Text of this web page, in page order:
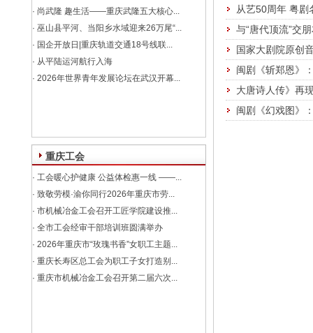
· 尚武隆 趣生活——重庆武隆五大核心...
· 巫山县平河、当阳乡水域迎来26万尾“...
· 国企开放日|重庆轨道交通18号线联...
· 从平陆运河航行入海
· 2026年世界青年发展论坛在武汉开幕...
重庆工会
· 工会暖心护健康 公益体检惠一线 ——...
· 致敬劳模·渝你同行2026年重庆市劳...
· 市机械冶金工会召开工匠学院建设推...
· 全市工会经审干部培训班圆满举办
· 2026年重庆市“玫瑰书香”女职工主题...
· 重庆长寿区总工会为职工子女打造别...
· 重庆市机械冶金工会召开第二届六次...
从艺50周年 粤剧
与“唐代顶流”交
国家大剧院原创
闽剧《斩郑恩》
大唐诗人传》再
闽剧《幻戏图》